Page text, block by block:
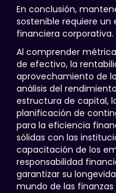
En conclusión,
sostenible requiere un
financiera corporativa.
Al comprender
de efectivo, la
aprovechamiento de
análisis del
estructura de capital,
planificación de
para la eficiencia
sólidas con las
capacitación de los
responsabilidad
garantizar su
mundo de las finanzas